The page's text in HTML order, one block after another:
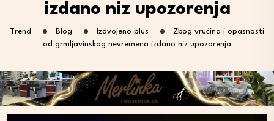
izdano niz upozorenja
Trend Blog Izdvojeno plus
Zbog vrućina i opasnosti
od grmljavinskog nevremena izdano niz upozorenja